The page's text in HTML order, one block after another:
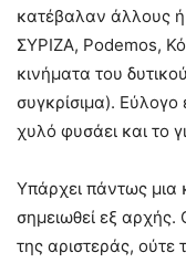
κατέβαλαν άλλους ή
ΣΥΡΙΖΑ, Podemos,
κινήματα του
συγκρίσιμα).
χυλό φυσάει και το
Υπάρχει πάντως μια
σημειωθεί εξ
της αριστεράς, ούτε